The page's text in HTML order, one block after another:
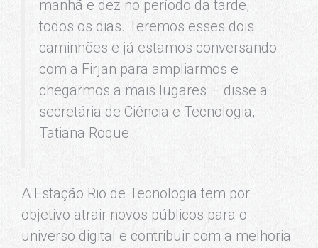
manhã e dez no período da tarde,
todos os dias. Teremos esses dois
caminhões e já estamos conversando
com a Firjan para ampliarmos e
chegarmos a mais lugares – disse a
secretária de Ciência e Tecnologia,
Tatiana Roque.
A Estação Rio de Tecnologia tem por
objetivo atrair novos públicos para o
universo digital e contribuir com a melhoria